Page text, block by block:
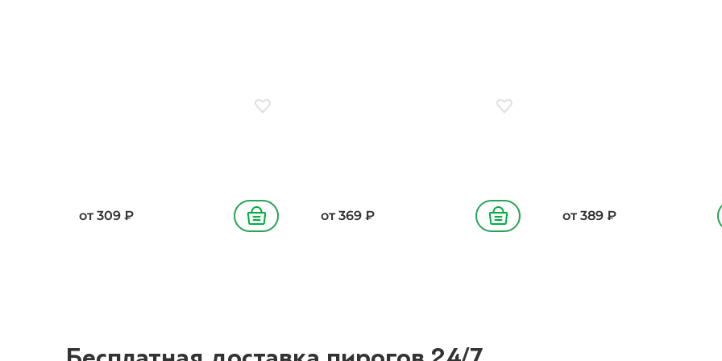
Добавить в избранное
от 309 ₽ В корзину
Добавить в избранное
от 369 ₽ В корзину от 389 ₽